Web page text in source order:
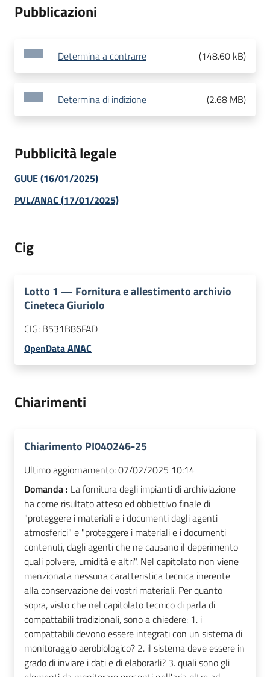
Pubblicazioni
Determina a contrarre (148.60 kB)
Determina di indizione (2.68 MB)
Pubblicità legale
GUUE (16/01/2025)
PVL/ANAC (17/01/2025)
Cig
Lotto 1 — Fornitura e allestimento archivio
Cineteca Giuriolo
CIG: B531B86FAD
OpenData ANAC
Chiarimenti
Chiarimento PI040246-25
Ultimo aggiornamento:07/02/2025 10:14
Domanda : La fornitura degli impianti di archiviazione
ha come risultato atteso ed obbiettivo finale di
"proteggere i materiali e i documenti dagli agenti
atmosferici" e "proteggere i materiali e i documenti
contenuti, dagli agenti che ne causano il deperimento
quali polvere, umidità e altri". Nel capitolato non viene
menzionata nessuna caratteristica tecnica inerente
alla conservazione dei vostri materiali. Per quanto
sopra, visto che nel capitolato tecnico di parla di
compattabili tradizionali, sono a chiedere: 1. i
compattabili devono essere integrati con un sistema di
monitoraggio aerobiologico? 2. il sistema deve essere in
grado di inviare i dati e di elaborarli? 3. quali sono gli